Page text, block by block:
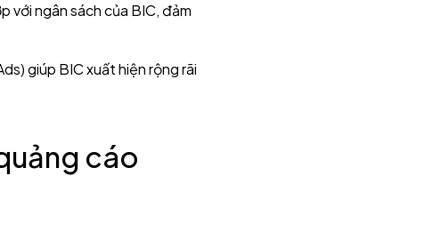
với ngân sách của BIC, đảm
giúp BIC xuất hiện rộng rãi
cáo